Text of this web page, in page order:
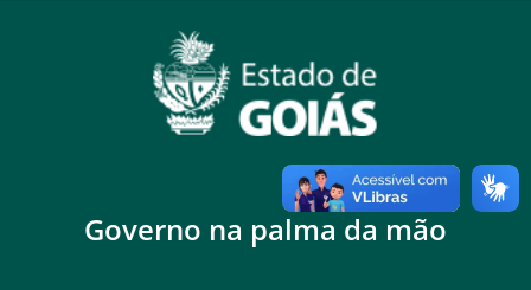
Governo na palma da mão